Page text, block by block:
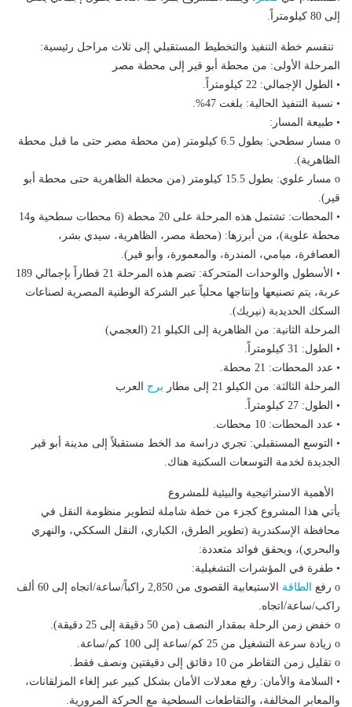
إلى 80 كيلومتراً.
تنقسم خطة التنفيذ والتخطيط المستقبلي إلى ثلاث مراحل رئيسية:
المرحلة الأولى: من محطة أبو قير إلى محطة مصر
• الطول الإجمالي: 22 كيلومتراً.
• نسبة التنفيذ الحالية: بلغت 47%.
• طبيعة المسار:
o مسار سطحي: بطول 6.5 كيلومتر (من محطة مصر حتى ما قبل محطة
الظاهرية).
o مسار علوي: بطول 15.5 كيلومتر (من محطة الظاهرية حتى محطة أبو
قير).
• المحطات: تشتمل هذه المرحلة على 20 محطة (6 محطات سطحية و14
محطة علوية)، من أبرزها: (محطة مصر، الظاهرية، سيدي بشر،
العصافرة، ميامي، المندرة، والمعمورة، وأبو قير).
• الأسطول والوحدات المتحركة: تضم هذه المرحلة 21 قطاراً بإجمالي 189
عربة، يتم تصنيعها وإنتاجها محلياً عبر الشركة الوطنية المصرية لصناعات
السكك الحديدية (نيريك).
المرحلة الثانية: من الظاهرية إلى الكيلو 21 (العجمي)
• الطول: 31 كيلومتراً.
• عدد المحطات: 21 محطة.
المرحلة الثالثة: من الكيلو 21 إلى مطار
برج العرب
• الطول: 27 كيلومتراً.
• عدد المحطات: 10 محطات.
• التوسع المستقبلي: تجري دراسة مد الخط مستقبلاً إلى مدينة أبو قير
الجديدة لخدمة التوسعات السكنية هناك.
الأهمية الاستراتيجية والبيئية للمشروع
يأتي هذا المشروع كجزء من خطة شاملة لتطوير منظومة النقل في
محافظة الإسكندرية (تطوير الطرق، الكباري، النقل السككي، والنهري
والبحري)، ويحقق فوائد متعددة:
• طفرة في المؤشرات التشغيلية:
o رفع
الطاقة
الاستيعابية القصوى من 2,850 راكباً/ساعة/اتجاه إلى 60 ألف
راكب/ساعة/اتجاه.
o خفض زمن الرحلة بمقدار النصف (من 50 دقيقة إلى 25 دقيقة).
o زيادة سرعة التشغيل من 25 كم/ساعة إلى 100 كم/ساعة.
o تقليل زمن التقاطر من 10 دقائق إلى دقيقتين ونصف فقط.
• السلامة والأمان: رفع معدلات الأمان بشكل كبير عبر إلغاء المزلقانات،
والمعابر المخالفة، والتقاطعات السطحية مع الحركة المرورية.